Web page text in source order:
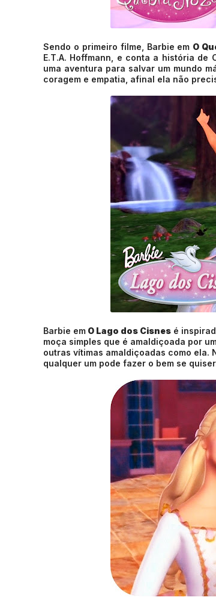
Sendo o primeiro filme, Barbie em O
E.T.A. Hoffmann, e conta a história de
uma aventura para salvar um mundo
coragem e empatia, afinal ela não
Barbie em O Lago dos Cisnes é
moça simples que é amaldiçoada por
outras vítimas amaldiçoadas como ela.
qualquer um pode fazer o bem se